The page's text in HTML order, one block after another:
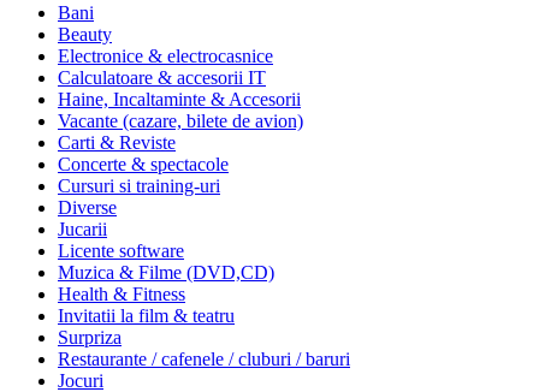
Bani
Beauty
Electronice & electrocasnice
Calculatoare & accesorii IT
Haine, Incaltaminte & Accesorii
Vacante (cazare, bilete de avion)
Carti & Reviste
Concerte & spectacole
Cursuri si training-uri
Diverse
Jucarii
Licente software
Muzica & Filme (DVD,CD)
Health & Fitness
Invitatii la film & teatru
Surpriza
Restaurante / cafenele / cluburi / baruri
Jocuri